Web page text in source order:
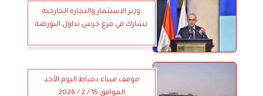
وزير الاستثمار والتجارة الخارجية
يشارك في قرع جرس تداول البورصة
موقف ميناء دمياط اليوم الأحد
الموافق 15 / 2 / 2026